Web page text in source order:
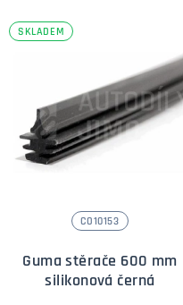
SKLADEM
CO10153
Guma stěrače 600 mm
silikonová černá